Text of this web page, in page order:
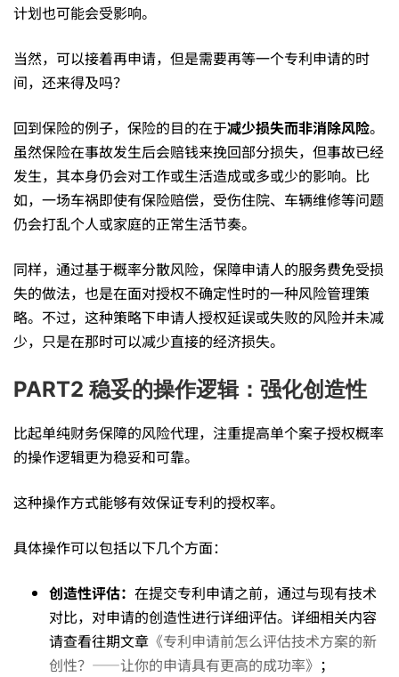
代
理
背
后
的
操
作
逻
辑
计划也可能会受影响。
当然，可以接着再申请，但是需要再等一个专利申请的时
间，还来得及吗？
回到保险的例子，保险的目的在于减少损失而非消除风险。
虽然保险在事故发生后会赔钱来挽回部分损失，但事故已经
发生，其本身仍会对工作或生活造成或多或少的影响。比
如，一场车祸即使有保险赔偿，受伤住院、车辆维修等问题
仍会打乱个人或家庭的正常生活节奏。
同样，通过基于概率分散风险，保障申请人的服务费免受损
失的做法，也是在面对授权不确定性时的一种风险管理策
略。不过，这种策略下申请人授权延误或失败的风险并未减
少，只是在那时可以减少直接的经济损失。
PART2 稳妥的操作逻辑：强化创造性
比起单纯财务保障的风险代理，注重提高单个案子授权概率
的操作逻辑更为稳妥和可靠。
这种操作方式能够有效保证专利的授权率。
具体操作可以包括以下几个方面：
创造性评估： 在提交专利申请之前，通过与现有技术
对比，对申请的创造性进行详细评估。详细相关内容
请查看往期文章 《专利申请前怎么评估技术方案的新
创性？——让你的申请具有更高的成功率》 ；